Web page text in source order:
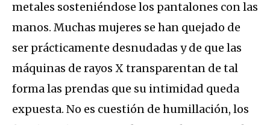
metales sosteniéndose los pantalones con las
manos. Muchas mujeres se han quejado de
ser prácticamente desnudadas y de que las
máquinas de rayos X transparentan de tal
forma las prendas que su intimidad queda
expuesta. No es cuestión de humillación, los